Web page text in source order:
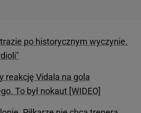
po historycznym wyczynie.
reakcję Vidala na gola
To był nokaut [WIDEO]